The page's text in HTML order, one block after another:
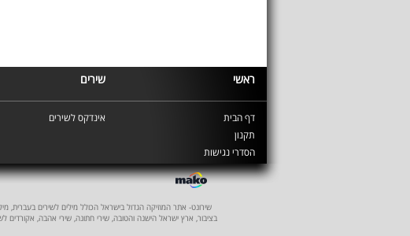
ראשי שירים
דף הבית
תקנון
הסדרי נגישות
אינדקס לשירים
שירונט- אתר המוזיקה הגדול בישראל הכולל מילים לשירים בעברית,
בציבור, ארץ ישראל הישנה והטובה, שירי חתונה, שירי אהבה, אקורדים